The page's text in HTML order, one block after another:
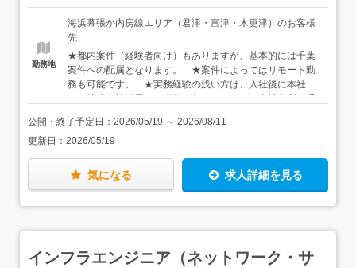
設けています。
万円）
勤務地
海浜幕張か内房線エリア（君津・富津・木更津）のお客様
先
★都内案件（経験者向け）もありますが、基本的には千葉
案件への配属となります。 ★案件によってはリモート勤
務も可能です。 ★実務経験の浅い方は、入社後に本社ま
たは株式会社網屋にて研修を行います。 本社住所：千
アクセス：JR京葉線「海浜幕張駅」東口から徒歩3分
公開・終了予定日： 2026/05/19 ～ 2026/08/11
更新日： 2026/05/19
気になる 求人詳細を見る
インフラエンジニア（ネットワーク・サ